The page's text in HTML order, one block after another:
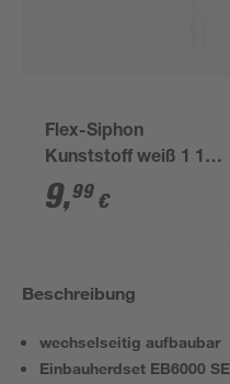
Flex-Siphon
Kunststoff weiß 1 1/2'
x 40/50 mm
9,99 €
Beschreibung
wechselseitig aufbaubar
Einbauherdset EB6000